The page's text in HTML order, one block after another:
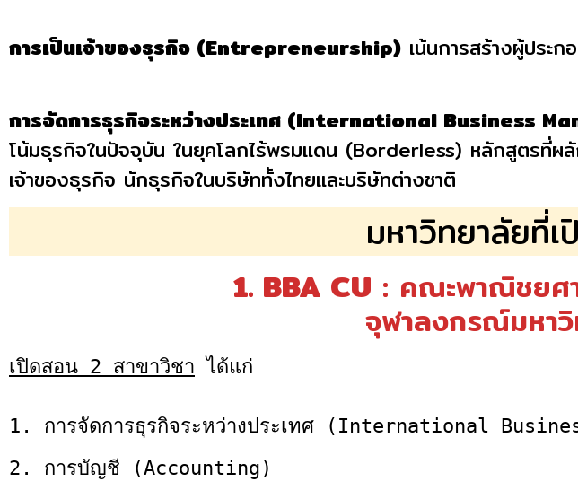
การเป็นเจ้าของธุรกิจ (Entrepreneurship) เน้นการสร้างผู้ประ
การจัดการธุรกิจระหว่างประเทศ (International Business
โน้มธุรกิจในปัจจุบัน ในยุคโลกไร้พรมแดน (Borderless) หลักสูตรที่
เจ้าของธุรกิจ นักธุรกิจในบริษัททั้งไทยและบริษัทต่างชาติ
มหาวิทยาลัยที่เ
1. BBA CU : คณะพาณิชยศ
จุฬาลงกรณ์มหา
เปิดสอน 2 สาขาวิชา ได้แก่
1. การจัดการธุรกิจระหว่างประเทศ (International
2. การบัญชี (Accounting)